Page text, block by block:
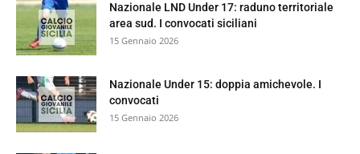
Nazionale LND Under 17: raduno territoriale
area sud. I convocati siciliani
15 Gennaio 2026
Nazionale Under 15: doppia amichevole. I
convocati
15 Gennaio 2026